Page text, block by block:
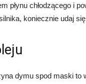
płynu chłodzącego i
koniecznie udaj
dymu spod maski